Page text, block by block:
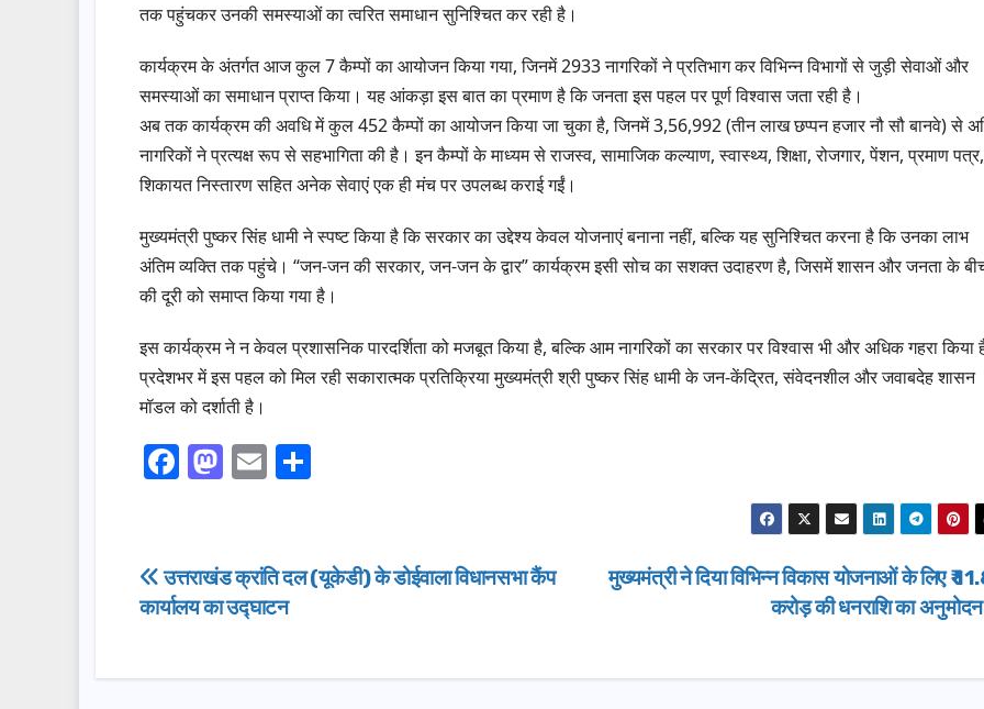
तक पहुंचकर उनकी समस्याओं का त्वरित समाधान सुनिश्चित कर रही है।
कार्यक्रम के अंतर्गत आज कुल 7 कैम्पों का आयोजन किया गया, जिनमें 2933 नागरिकों ने प्रतिभाग कर विभिन्न विभागों से जुड़ी सेवाओं और
समस्याओं का समाधान प्राप्त किया। यह आंकड़ा इस बात का प्रमाण है कि जनता इस पहल पर पूर्ण विश्वास जता रही है।
अब तक कार्यक्रम की अवधि में कुल 452 कैम्पों का आयोजन किया जा चुका है, जिनमें 3,56,992 (तीन लाख छप्पन हजार नौ सौ बानवे) से
नागरिकों ने प्रत्यक्ष रूप से सहभागिता की है। इन कैम्पों के माध्यम से राजस्व, सामाजिक कल्याण, स्वास्थ्य, शिक्षा, रोजगार, पेंशन, प्रमाण पत्र,
शिकायत निस्तारण सहित अनेक सेवाएं एक ही मंच पर उपलब्ध कराई गईं।
मुख्यमंत्री पुष्कर सिंह धामी ने स्पष्ट किया है कि सरकार का उद्देश्य केवल योजनाएं बनाना नहीं, बल्कि यह सुनिश्चित करना है कि उनका लाभ
अंतिम व्यक्ति तक पहुंचे। “जन-जन की सरकार, जन-जन के द्वार” कार्यक्रम इसी सोच का सशक्त उदाहरण है, जिसमें शासन और जनता के
की दूरी को समाप्त किया गया है।
इस कार्यक्रम ने न केवल प्रशासनिक पारदर्शिता को मजबूत किया है, बल्कि आम नागरिकों का सरकार पर विश्वास भी और अधिक गहरा किया
प्रदेशभर में इस पहल को मिल रही सकारात्मक प्रतिक्रिया मुख्यमंत्री श्री पुष्कर सिंह धामी के जन-केंद्रित, संवेदनशील और जवाबदेह शासन
मॉडल को दर्शाती है।
F
e
b
o
M
o
d
n
E
e
Post
navigation
मुख्यमंत्री ने दिया विभिन्न विकास योजनाओं के लिए ₹
करोड़ की धनराशि का अनुमोदन
उत्तराखंड क्रांति दल (यूकेडी) के डोईवाला विधानसभा कैंप
कार्यालय का उद्घाटन
उत्तराखण्ड
मसूरी विधानसभा
धामी ने किया
शिलान्यास.